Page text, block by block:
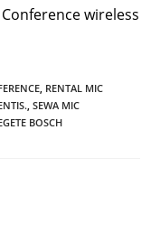
wireless
RENTAL MIC
SEWA MIC
BOSCH